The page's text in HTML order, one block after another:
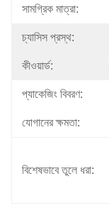
সামগ্রিক মাত্রা:
চ্যাসিস প্রস্থ:
কীওয়ার্ড:
প্যাকেজিং বিবরণ:
যোগানের ক্ষমতা:
বিশেষভাবে তুলে ধরা: